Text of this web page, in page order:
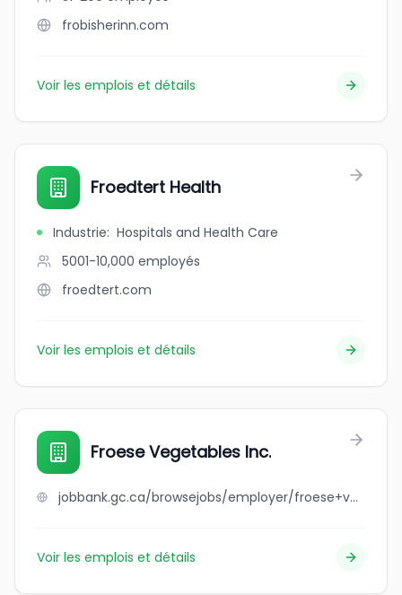
frobisherinn.com
Voir les emplois et détails
Froedtert Health
Industrie: Hospitals and Health Care
5001-10,000 employés
froedtert.com
Voir les emplois et détails
Froese Vegetables Inc.
jobbank.gc.ca/browsejobs/employer/froese+vegetables+inc./ca
Voir les emplois et détails